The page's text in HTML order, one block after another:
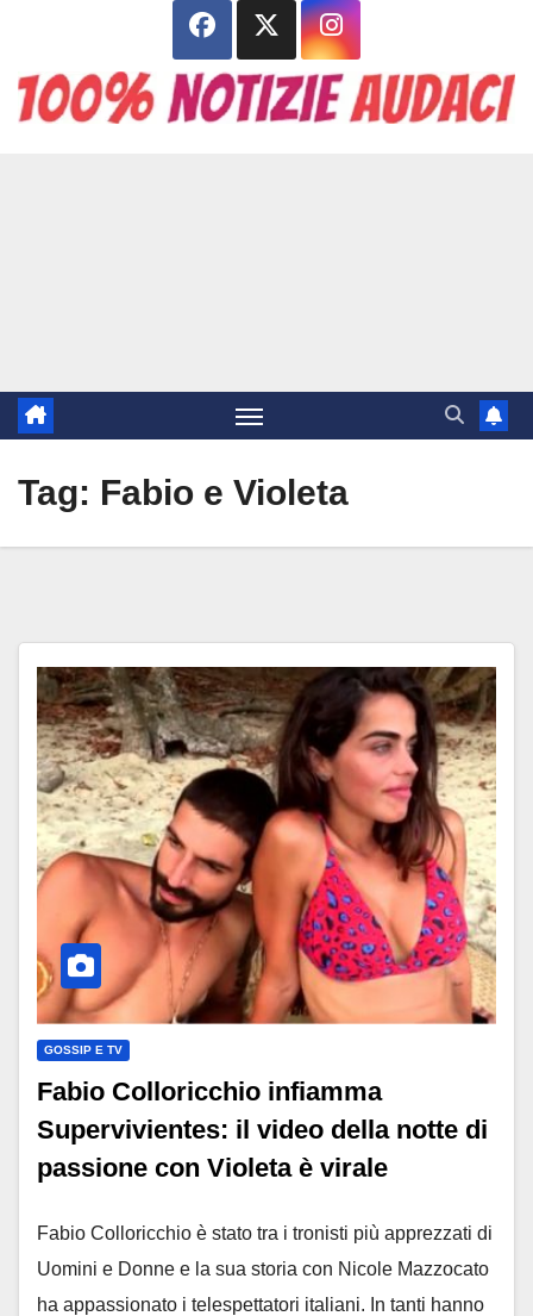
contenuto
Tag: Fabio e Violeta
GOSSIP E TV
Fabio Colloricchio infiamma
Supervivientes: il video della notte di
passione con Violeta è virale
Fabio Colloricchio è stato tra i tronisti più apprezzati di
Uomini e Donne e la sua storia con Nicole Mazzocato
ha appassionato i telespettatori italiani. In tanti hanno